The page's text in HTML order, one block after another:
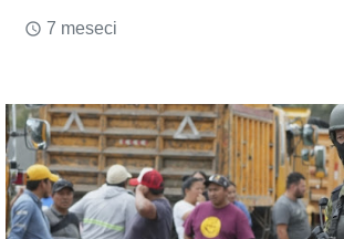
access_time 7 meseci